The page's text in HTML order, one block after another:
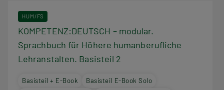
HUM/FS
KOMPETENZ:DEUTSCH – modular.
Sprachbuch für Höhere humanberufliche
Lehranstalten. Basisteil 2
Basisteil + E-Book
Basisteil E-Book Solo